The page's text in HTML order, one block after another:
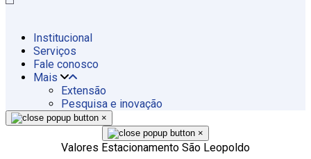
Institucional
Serviços
Fale conosco
Mais
Extensão
Pesquisa e inovação
×
×
Valores Estacionamento São Leopoldo